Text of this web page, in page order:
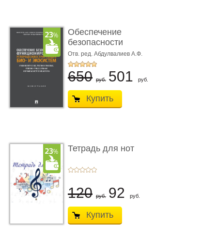
Обеспечение
безопасности
функционирования уг
...
Отв. ред. Абдулвалиев А.Ф.
650 руб. 501 руб.
Купить
Тетрадь для нот
120 руб. 92 руб.
Купить